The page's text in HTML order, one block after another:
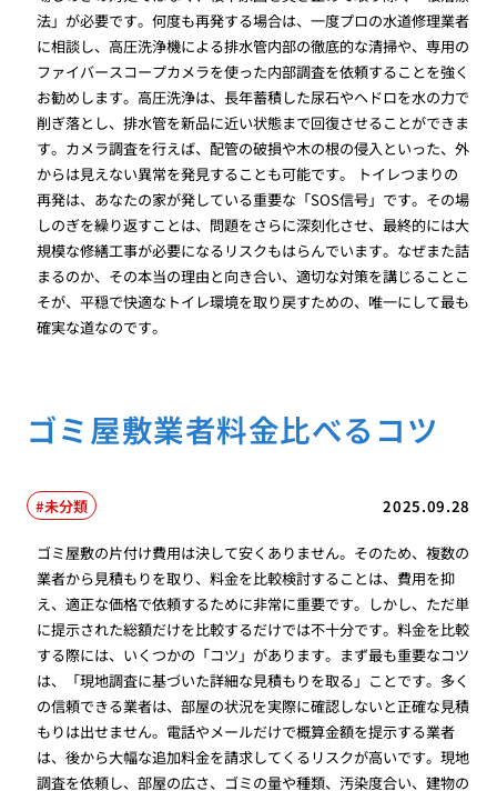
法」が必要です。何度も再発する場合は、一度プロの水道修理業者
に相談し、高圧洗浄機による排水管内部の徹底的な清掃や、専用の
ファイバースコープカメラを使った内部調査を依頼することを強く
お勧めします。高圧洗浄は、長年蓄積した尿石やヘドロを水の力で
削ぎ落とし、排水管を新品に近い状態まで回復させることができま
す。カメラ調査を行えば、配管の破損や木の根の侵入といった、外
からは見えない異常を発見することも可能です。 トイレつまりの
再発は、あなたの家が発している重要な「SOS信号」です。その場
しのぎを繰り返すことは、問題をさらに深刻化させ、最終的には大
規模な修繕工事が必要になるリスクもはらんでいます。なぜまた詰
まるのか、その本当の理由と向き合い、適切な対策を講じることこ
そが、平穏で快適なトイレ環境を取り戻すための、唯一にして最も
確実な道なのです。
ゴミ屋敷業者料金比べるコツ
2025.09.28
未分類
ゴミ屋敷の片付け費用は決して安くありません。そのため、複数の
業者から見積もりを取り、料金を比較検討することは、費用を抑
え、適正な価格で依頼するために非常に重要です。しかし、ただ単
に提示された総額だけを比較するだけでは不十分です。料金を比較
する際には、いくつかの「コツ」があります。まず最も重要なコツ
は、「現地調査に基づいた詳細な見積もりを取る」ことです。多く
の信頼できる業者は、部屋の状況を実際に確認しないと正確な見積
もりは出せません。電話やメールだけで概算金額を提示する業者
は、後から大幅な追加料金を請求してくるリスクが高いです。現地
調査を依頼し、部屋の広さ、ゴミの量や種類、汚染度合い、建物の